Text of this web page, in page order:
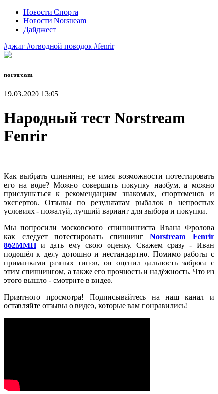
Новости Спорта
Новости Norstream
Дайджест
#джиг #отводной поводок #fenrir
norstream
19.03.2020 13:05
Народный тест Norstream
Fenrir
Как выбрать спиннинг, не имея возможности потестировать
его на воде? Можно совершить покупку наобум, а можно
прислушаться к рекомендациям знакомых, спортсменов и
экспертов. Отзывы по результатам рыбалок в непростых
условиях - пожалуй, лучший вариант для выбора и покупки.
Мы попросили московского спиннингиста Ивана Фролова
как следует потестировать спиннингNorstream Fenrir
862MMHи дать ему свою оценку. Скажем сразу - Иван
подошёл к делу дотошно и нестандартно. Помимо работы с
приманками разных типов, он оценил дальность заброса с
этим спиннингом, а также его прочность и надёжность. Что из
этого вышло - смотрите в видео.
Приятного просмотра! Подписывайтесь на наш канал и
оставляйте отзывы о видео, которые вам понравились!